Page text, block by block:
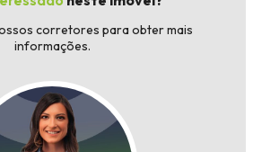
corretores para obter mais
informações.